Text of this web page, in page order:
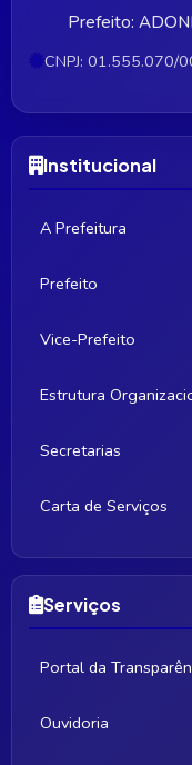
Prefeito:
CNPJ: 01.555.070/
Institucional
A Prefeitura
Prefeito
Vice-Prefeito
Estrutura
Secretarias
Carta de Serviços
Serviços
Portal da
Ouvidoria